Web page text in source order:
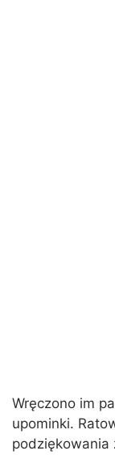
Wręczono im
upominki.
podziękowania